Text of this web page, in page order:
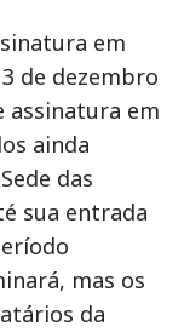
em
de dezembro
assinatura em
ainda
das
sua entrada
mas os
da